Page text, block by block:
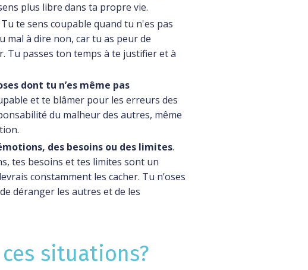
plus libre dans ta propre vie.
te sens coupable quand tu n'es pas
mal à dire non, car tu as peur de
Tu passes ton temps à te justifier et à
dont tu n’es même pas
et te blâmer pour les erreurs des
du malheur des autres, même
des besoins ou des limites.
tes besoins et tes limites sont un
constamment les cacher. Tu n’oses
déranger les autres et de les
situations?